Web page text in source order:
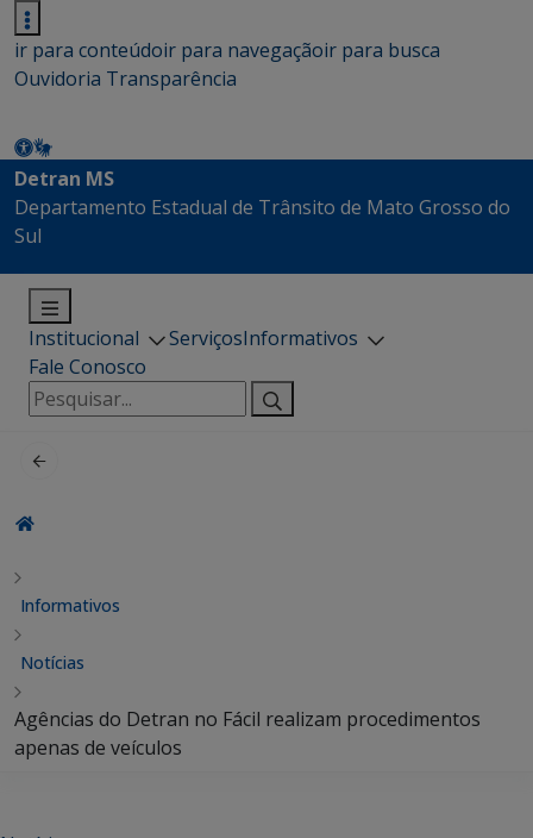
ir para conteúdoir para navegaçãoir para busca
Ouvidoria Transparência
Detran MS
Departamento Estadual de Trânsito de Mato Grosso do
Sul
Institucional ServiçosInformativos
Fale Conosco
Pesquisar
por:
Informativos
Notícias
Agências do Detran no Fácil realizam procedimentos
apenas de veículos